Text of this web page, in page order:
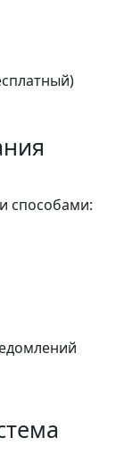
способами: